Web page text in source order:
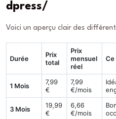
dpress/
Voici un aperçu clair des
Durée
Prix
total
Prix
mensuel
réel
Ce
1 Mois
7,99
€
7,99
€/mois
3 Mois
19,99
€
6,66
€/mois